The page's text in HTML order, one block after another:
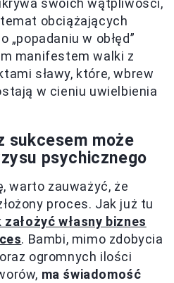
swoich wątpliwości,
obciążających
„popadaniu w obłęd”
manifestem walki z
sławy, które, wbrew
w cieniu uwielbienia
sukcesem może
psychicznego
warto zauważyć, że
proces. Jak już tu
założyć własny biznes
. Bambi, mimo zdobycia
ogromnych ilości
ma świadomość